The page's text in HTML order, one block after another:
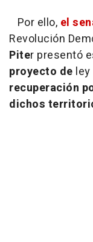
Por ello, el
Revolución
Piter presentó
proyecto de
recuperación
dichos